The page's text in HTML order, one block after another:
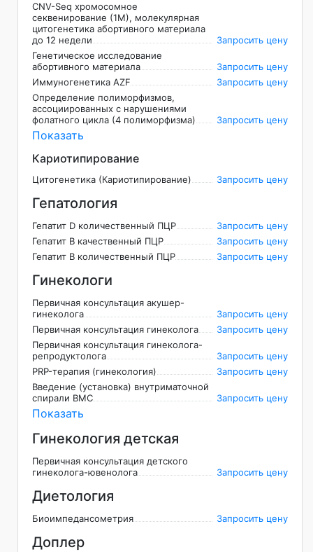
CNV-Seq хромосомное
секвенирование (1М), молекулярная
цитогенетика абортивного материала
до 12 недели
Запросить цену
Генетическое исследование
абортивного материала
Запросить цену
Иммуногенетика AZF
Запросить цену
Определение полиморфизмов,
ассоциированных с нарушениями
фолатного цикла (4 полиморфизма)
Запросить цену
Показать
Кариотипирование
Цитогенетика (Кариотипирование) Запросить цену
Гепатология
Гепатит D количественный ПЦР
Запросить цену
Гепатит В качественный ПЦР
Запросить цену
Гепатит В количественный ПЦР
Запросить цену
Гинекологи
Первичная консультация акушер-
гинеколога
Запросить цену
Первичная консультация гинеколога
Запросить цену
Первичная консультация гинеколога-
репродуктолога
Запросить цену
PRP-терапия (гинекология)
Запросить цену
Введение (установка) внутриматочной
спирали ВМС
Запросить цену
Показать
Гинекология детская
Первичная консультация детского
гинеколога-ювенолога
Запросить цену
Диетология
Биоимпедансометрия Запросить цену
Доплер